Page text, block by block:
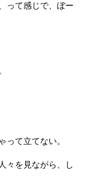
って感じで、ぼー
て立てない。
々を見ながら、し